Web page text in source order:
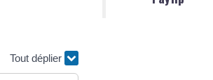
Tout déplier